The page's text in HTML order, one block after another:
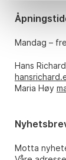
Mandag –
Hans
Maria Høy
Motta